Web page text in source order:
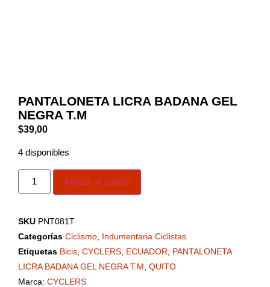
PANTALONETA LICRA BADANA GEL
NEGRA T.M
$39,00
4 disponibles
Añadir al carrito
SKU PNT081T
Categorías Ciclismo Indumentaria Ciclistas
Etiquetas Bicis CYCLERS ECUADOR
PANTALONETA
LICRA BADANA GEL NEGRA T.M QUITO
Marca: CYCLERS